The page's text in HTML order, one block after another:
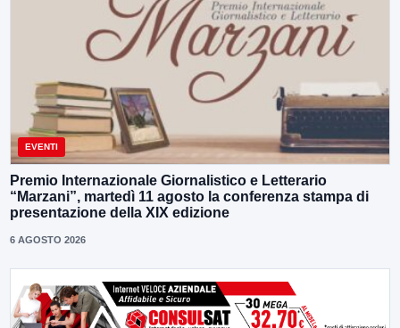
EVENTI
Premio Internazionale Giornalistico e Letterario
“Marzani”, martedì 11 agosto la conferenza stampa di
presentazione della XIX edizione
6 AGOSTO 2026